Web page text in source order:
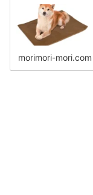
morimori-mori.com